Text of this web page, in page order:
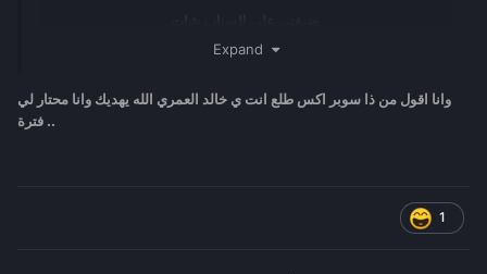
Expand
وانا اقول من ذا سوبر اكس طلع انت ي خالد العمري الله يهديك وانا محتار لي
فترة ..
1